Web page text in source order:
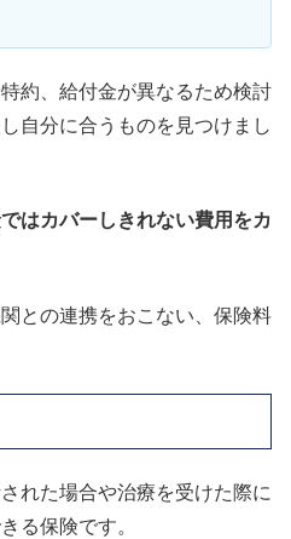
約、給付金が異なるため検討
自分に合うものを見つけまし
はカバーしきれない費用をカ
との連携をおこない、保険料
れた場合や治療を受けた際に
る保険です。